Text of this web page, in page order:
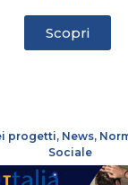
Scopri
progetti, News,
Sociale